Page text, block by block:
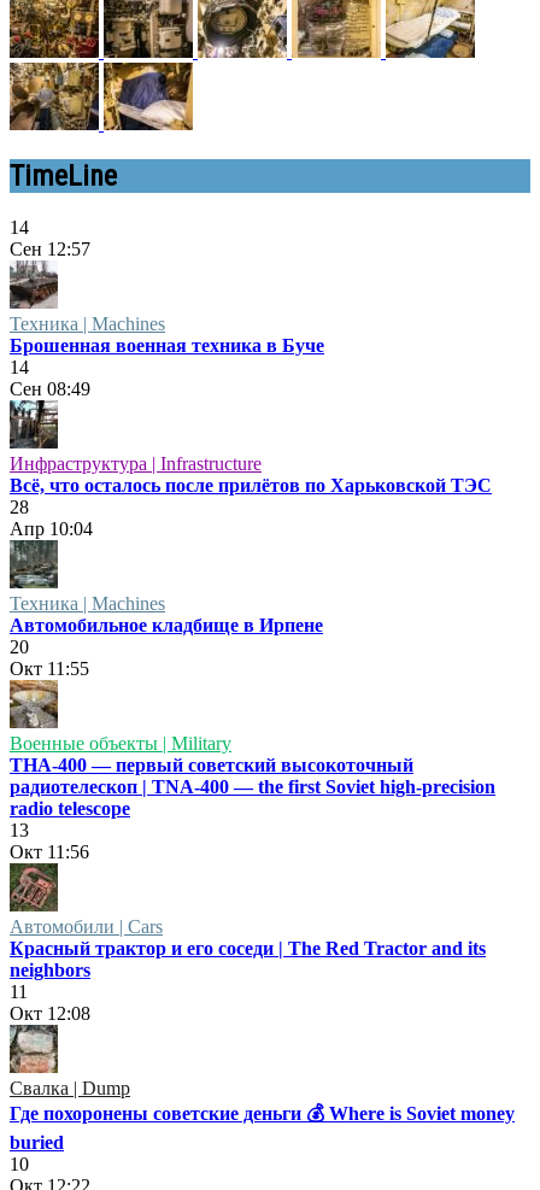
TimeLine
14
Сен 12:57
Техника | Machines
Брошенная военная техника в Буче
14
Сен 08:49
Инфраструктура | Infrastructure
Всё, что осталось после прилётов по Харьковской ТЭС
28
Апр 10:04
Техника | Machines
Автомобильное кладбище в Ирпене
20
Окт 11:55
Военные объекты | Military
ТНА-400 — первый советский высокоточный
радиотелескоп | TNA-400 — the first Soviet high-precision
radio telescope
13
Окт 11:56
Автомобили | Cars
Красный трактор и его соседи | The Red Tractor and its
neighbors
11
Окт 12:08
Свалка | Dump
Где похоронены советские деньги 💰 Where is Soviet money
buried
10
Окт 12:22